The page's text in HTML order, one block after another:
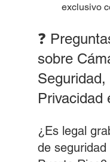
exclusivo
❓
sobre
Privacidad
¿Es legal
de